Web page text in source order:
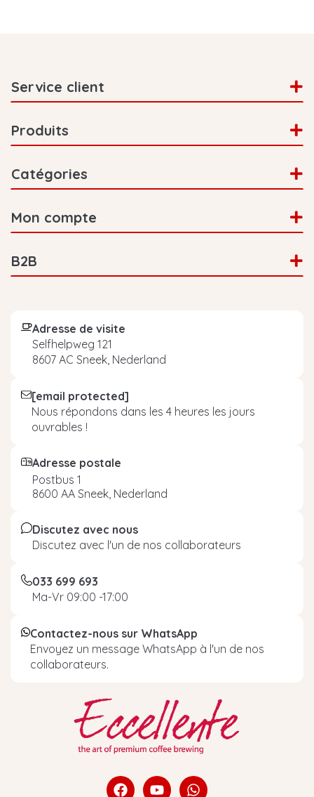
Service client
Produits
Catégories
Mon compte
B2B
Adresse de visite
Selfhelpweg 121
8607 AC Sneek, Nederland
[email protected]
Nous répondons dans les 4 heures les jours
ouvrables !
Adresse postale
Postbus 1
8600 AA Sneek, Nederland
Discutez avec nous
Discutez avec l'un de nos collaborateurs
033 699 693
Ma-Vr 09:00 -17:00
Contactez-nous sur WhatsApp
Envoyez un message WhatsApp à l'un de nos
collaborateurs.